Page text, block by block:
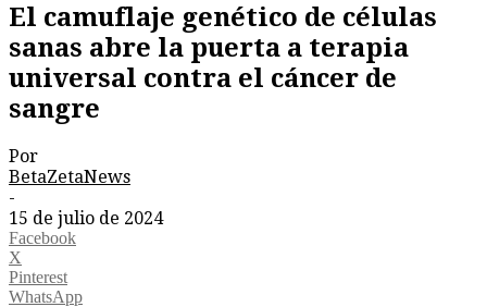
El camuflaje genético de células
sanas abre la puerta a terapia
universal contra el cáncer de
sangre
Por
BetaZetaNews
-
15 de julio de 2024
Facebook
X
Pinterest
WhatsApp